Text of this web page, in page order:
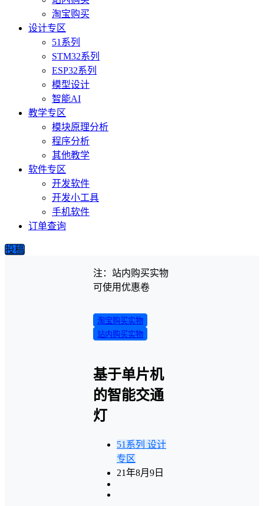
淘宝购买
设计专区
51系列
STM32系列
ESP32系列
模型设计
智能AI
教学专区
模块原理分析
程序分析
其他教学
软件专区
开发软件
开发小工具
手机软件
订单查询
投稿
注：站内购买实物
可使用优惠卷
淘宝购买实物
站内购买实物
基于单片机
的智能交通
灯
51系列 设计
专区
21年8月9日